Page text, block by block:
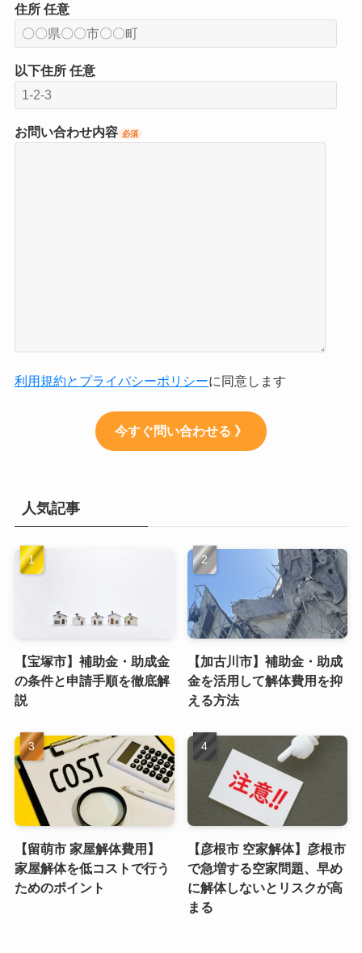
住所 任意
以下住所 任意
お問い合わせ内容 必須
利用規約とプライバシーポリシーに同意します
今すぐ問い合わせる 》
人気記事
【宝塚市】補助金・助成金
の条件と申請手順を徹底解
説
【加古川市】補助金・助成
金を活用して解体費用を抑
える方法
【留萌市 家屋解体費用】
家屋解体を低コストで行う
ためのポイント
【彦根市 空家解体】彦根市
で急増する空家問題、早め
に解体しないとリスクが高
まる